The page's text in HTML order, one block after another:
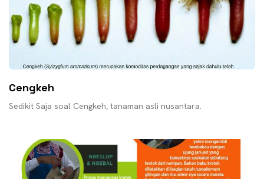
Cengkeh
Sedikit Saja soal Cengkeh, tanaman asli nusantara.